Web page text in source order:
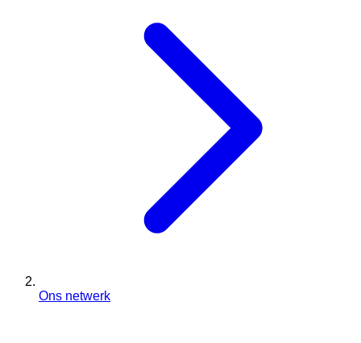
Ons netwerk